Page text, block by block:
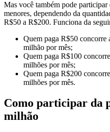
Mas você também pode
menores, dependendo da
R$50 a R$200. Funciona da
Quem paga R$50 concorre
milhão por mês;
Quem paga R$100
milhões por mês;
Quem paga R$200
milhões por mês.
Como participar da
milhão